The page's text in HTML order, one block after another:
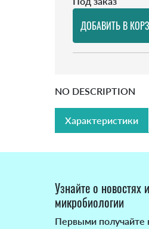
NO DESCRIPTION
Характеристики
Узнайте о новостях
микробиологии
Первыми получайте